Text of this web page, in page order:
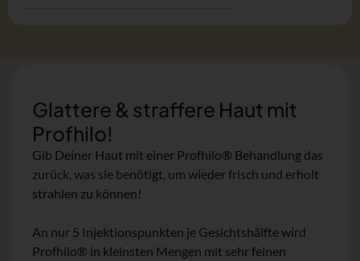
Glattere & straffere Haut mit
Profhilo!
Gib Deiner Haut mit einer Profhilo® Behandlung das
zurück, was sie benötigt, um wieder frisch und erholt
strahlen zu können!
An nur 5 Injektionspunkten je Gesichtshälfte wird
Profhilo® in kleinsten Mengen mit sehr feinen